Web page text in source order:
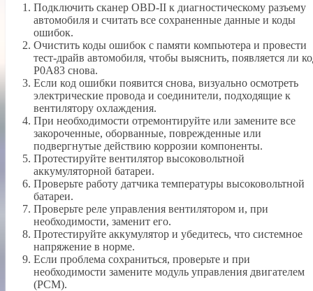
Подключить сканер OBD-II к диагностическому разъему
автомобиля и считать все сохраненные данные и коды
ошибок.
Очистить коды ошибок с памяти компьютера и провести
тест-драйв автомобиля, чтобы выяснить, появляется ли
P0A83 снова.
Если код ошибки появится снова, визуально осмотреть
электрические провода и соединители, подходящие к
вентилятору охлаждения.
При необходимости отремонтируйте или замените все
закороченные, оборванные, поврежденные или
подвергнутые действию коррозии компоненты.
Протестируйте вентилятор высоковольтной
аккумуляторной батареи.
Проверьте работу датчика температуры высоковольтной
батареи.
Проверьте реле управления вентилятором и, при
необходимости, заменит его.
Протестируйте аккумулятор и убедитесь, что системное
напряжение в норме.
Если проблема сохраниться, проверьте и при
необходимости замените модуль управления двигателем
(PCM).